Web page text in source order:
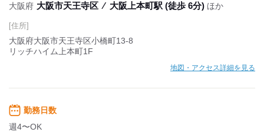
大阪府 大阪市天王寺区 ⁄ 大阪上本町駅 (徒歩 6分) ほか
[住所]
大阪府大阪市天王寺区小橋町13-8
リッチハイム上本町1F
地図・アクセス詳細を見る
勤務日数
週4〜OK